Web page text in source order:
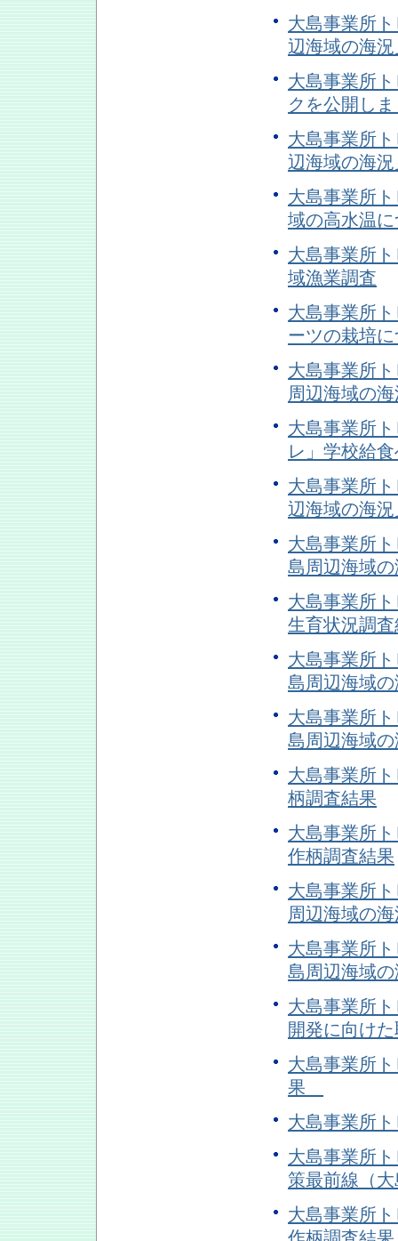
大島事業所
辺海域の海
大島事業所
クを公開し
大島事業所
辺海域の海
大島事業所
域の高水温
大島事業所
域漁業調査
大島事業所
ーツの栽培
大島事業所
周辺海域の
大島事業所
レ」学校給
大島事業所
辺海域の海
大島事業所
島周辺海域
大島事業所
生育状況調
大島事業所
島周辺海域
大島事業所
島周辺海域
大島事業所
柄調査結果
大島事業所
作柄調査結果
大島事業所
周辺海域の
大島事業所
島周辺海域
大島事業所
開発に向け
大島事業所
果
大島事業所
大島事業所
策最前線（
大島事業所